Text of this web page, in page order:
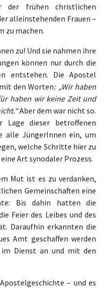
der frühen christlichen
alleinstehenden Frauen –
zu machen.
zu! Und sie nahmen ihre
können nur durch die
entstehen. Die Apostel
den Worten: „Wir haben
haben wir keine Zeit und
Aber dem war nicht so.
dieser betroffenen
alle JüngerInnen ein, um
welche Schritte hier zu
Art synodaler Prozess.
Mut ist es zu verdanken,
Gemeinschaften eine
Bis dahin hatten die
Feier des Leibes und des
Daraufhin erkannten die
Amt geschaffen werden
Dienst an und mit den
– und es